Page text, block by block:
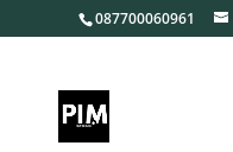
087700060961